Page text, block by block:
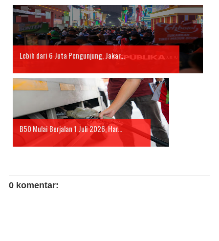
Lebih dari 6 Juta Pengunjung, Jakar...
B50 Mulai Berjalan 1 Juli 2026, Har...
0 komentar: